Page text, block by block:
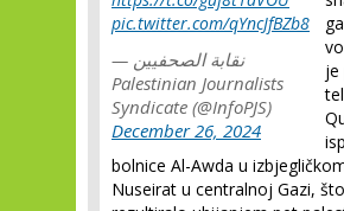
pic.twitter.com/qYncJfBZb8
— نقابة الصحفيين
Palestinian Journalists
Syndicate (@InfoPJS)
December 26, 2024
je
bolnice Al-Awda u
Nuseirat u centralnoj Gazi,